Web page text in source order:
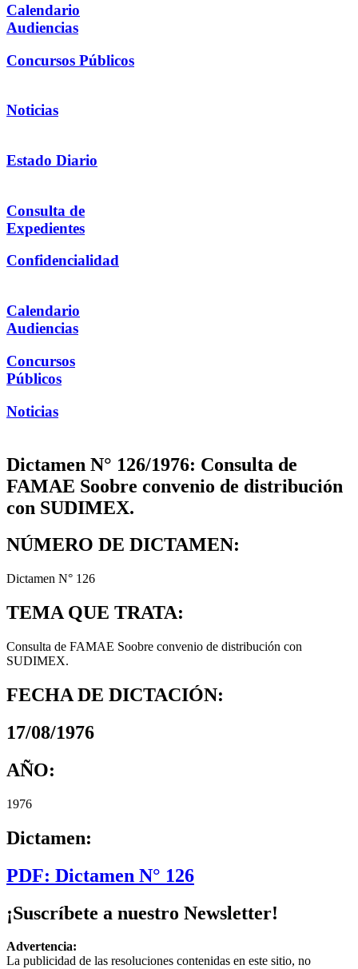
Calendario
Audiencias
Concursos Públicos
Noticias
Estado Diario
Consulta de
Expedientes
Confidencialidad
Calendario
Audiencias
Concursos
Públicos
Noticias
Dictamen N° 126/1976: Consulta de
FAMAE Soobre convenio de distribución
con SUDIMEX.
NÚMERO DE DICTAMEN:
Dictamen N° 126
TEMA QUE TRATA:
Consulta de FAMAE Soobre convenio de distribución con
SUDIMEX.
FECHA DE DICTACIÓN:
17/08/1976
AÑO:
1976
Dictamen:
PDF: Dictamen N° 126
¡Suscríbete a nuestro Newsletter!
Advertencia:
La publicidad de las resoluciones contenidas en este sitio, no